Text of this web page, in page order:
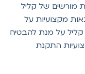
מורשים של קליל
מקצועיות על
על מנת להבטיח
התקנת